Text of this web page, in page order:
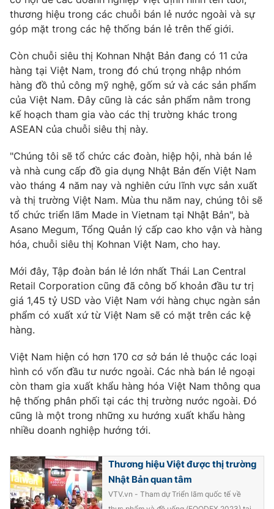
THỜI BÁO VTV
Theo dõi báo trên
Cơ quan chủ quản:Đài Truyền hình Việt Nam
Cơ quan báo chí:Thời báo VTV
cấp ngày 29/12/2023
Tổng Biên tập: Vũ Thanh Thủy
Phó Tổng Biên tập:Nguyễn Thị Mỹ Hạnh, Phạm Quốc Thắng,
Nguyễn Trọng Ninh
Tổng đài VTV:
024.38 355 931 - 024.38 355 932
Ðiện thoại Thời báo VTV:024.66 897 897
Liên hệ quảng cáo:024-7300.7108
thuận bằng văn bản. Ghi rõ nguồn VTV.vn khi phát hành lại
thông tin từ website này.
thương hiệu trong các chuỗi bán lẻ nước ngoài và sự
góp mặt trong các hệ thống bán lẻ trên thế giới.
Còn chuỗi siêu thị Kohnan Nhật Bản đang có 11 cửa
hàng tại Việt Nam, trong đó chú trọng nhập nhóm
hàng đồ thủ công mỹ nghệ, gốm sứ và các sản phẩm
của Việt Nam. Đây cũng là các sản phẩm nằm trong
kế hoạch tham gia vào các thị trường khác trong
ASEAN của chuỗi siêu thị này.
"Chúng tôi sẽ tổ chức các đoàn, hiệp hội, nhà bán lẻ
và nhà cung cấp đồ gia dụng Nhật Bản đến Việt Nam
vào tháng 4 năm nay và nghiên cứu lĩnh vực sản xuất
và thị trường Việt Nam. Mùa thu năm nay, chúng tôi sẽ
tổ chức triển lãm Made in Vietnam tại Nhật Bản", bà
Asano Megum, Tổng Quản lý cấp cao kho vận và hàng
hóa, chuỗi siêu thị Kohnan Việt Nam, cho hay.
Mới đây, Tập đoàn bán lẻ lớn nhất Thái Lan Central
Retail Corporation cũng đã công bố khoản đầu tư trị
giá 1,45 tỷ USD vào Việt Nam với hàng chục ngàn sản
phẩm có xuất xứ từ Việt Nam sẽ có mặt trên các kệ
hàng.
Việt Nam hiện có hơn 170 cơ sở bán lẻ thuộc các loại
hình có vốn đầu tư nước ngoài. Các nhà bán lẻ ngoại
còn tham gia xuất khẩu hàng hóa Việt Nam thông qua
hệ thống phân phối tại các thị trường nước ngoài. Đó
cũng là một trong những xu hướng xuất khẩu hàng
nhiều doanh nghiệp hướng tới.
Thương hiệu Việt được thị trường
Nhật Bản quan tâm
VTV.vn - Tham dự Triển lãm quốc tế về